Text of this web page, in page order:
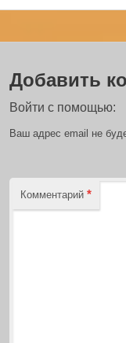
Добавить
Войти с помощью:
Ваш адрес email не
Комментарий *